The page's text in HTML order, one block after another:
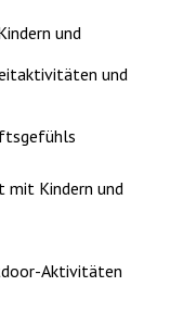
und
und
mit Kindern und
Aktivitäten